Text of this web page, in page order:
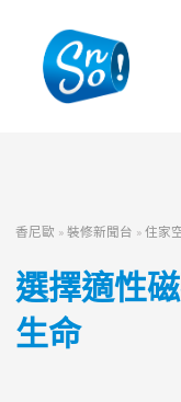
香尼歐 »裝修新聞台 »住家
選擇適性
生命